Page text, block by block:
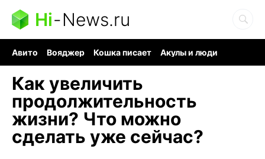
Hi-News.ru
Авито Вояджер Кошка писает
Акулы и люди
Как увеличить
продолжительность
жизни? Что можно
сделать уже сейчас?